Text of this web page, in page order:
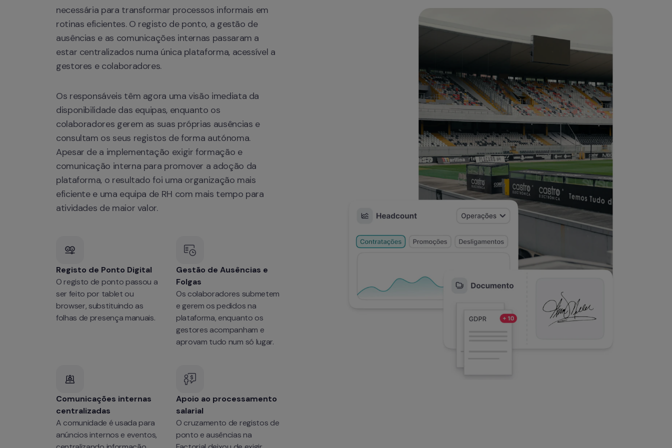
necessária para transformar processos informais em
rotinas eficientes. O registo de ponto, a gestão de
ausências e as comunicações internas passaram a
estar centralizados numa única plataforma, acessível a
gestores e colaboradores.
Os responsáveis têm agora uma visão imediata da
disponibilidade das equipas, enquanto os
colaboradores gerem as suas próprias ausências e
consultam os seus registos de forma autónoma.
Apesar de a implementação exigir formação e
comunicação interna para promover a adoção da
plataforma, o resultado foi uma organização mais
eficiente e uma equipa de RH com mais tempo para
atividades de maior valor.
Registo de Ponto Digital
O registo de ponto passou a
ser feito por tablet ou
browser, substituindo as
folhas de presença manuais.
Gestão de Ausências e
Folgas
Os colaboradores submetem
e gerem os pedidos na
plataforma, enquanto os
gestores acompanham e
aprovam tudo num só lugar.
Comunicações internas
centralizadas
A comunidade é usada para
anúncios internos e eventos,
Apoio ao processamento
salarial
O cruzamento de registos de
ponto e ausências na